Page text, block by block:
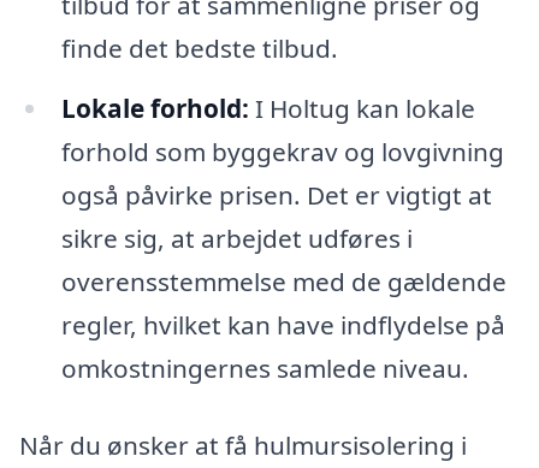
finde det bedste tilbud.
Lokale forhold: I Holtug kan lokale
forhold som byggekrav og lovgivning
også påvirke prisen. Det er vigtigt at
sikre sig, at arbejdet udføres i
overensstemmelse med de gældende
regler, hvilket kan have indflydelse på
omkostningernes samlede niveau.
Når du ønsker at få hulmursisolering i